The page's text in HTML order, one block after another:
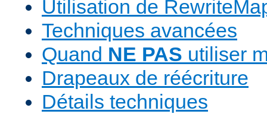
Utilisation de
Techniques avancées
Quand NE PAS utiliser
Drapeaux de réécriture
Détails techniques